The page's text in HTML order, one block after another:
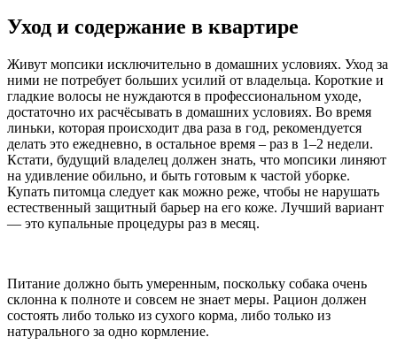
Уход и содержание в квартире
Живут мопсики исключительно в домашних условиях. Уход за
ними не потребует больших усилий от владельца. Короткие и
гладкие волосы не нуждаются в профессиональном уходе,
достаточно их расчёсывать в домашних условиях. Во время
линьки, которая происходит два раза в год, рекомендуется
делать это ежедневно, в остальное время – раз в 1–2 недели.
Кстати, будущий владелец должен знать, что мопсики линяют
на удивление обильно, и быть готовым к частой уборке.
Купать питомца следует как можно реже, чтобы не нарушать
естественный защитный барьер на его коже. Лучший вариант
— это купальные процедуры раз в месяц.
Питание должно быть умеренным, поскольку собака очень
склонна к полноте и совсем не знает меры. Рацион должен
состоять либо только из сухого корма, либо только из
натурального за одно кормление.